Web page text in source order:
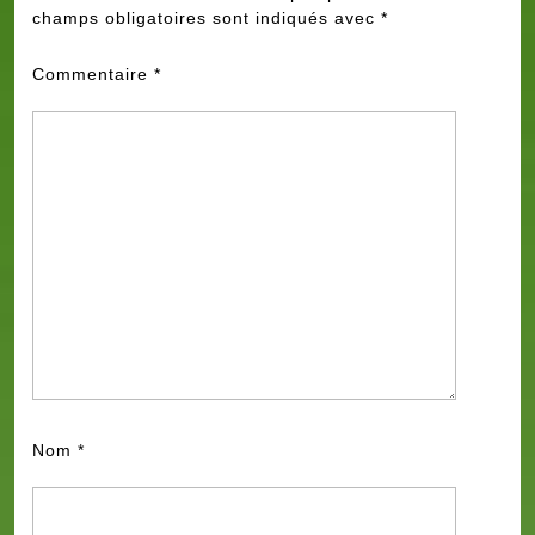
champs obligatoires sont indiqués avec *
Commentaire *
Nom *